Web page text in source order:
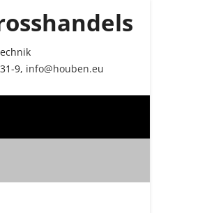
9, info@houben.eu